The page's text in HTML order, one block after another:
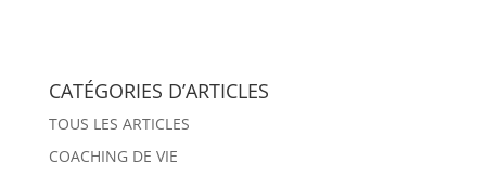
CATÉGORIES D’ARTICLES
TOUS LES ARTICLES
COACHING DE VIE